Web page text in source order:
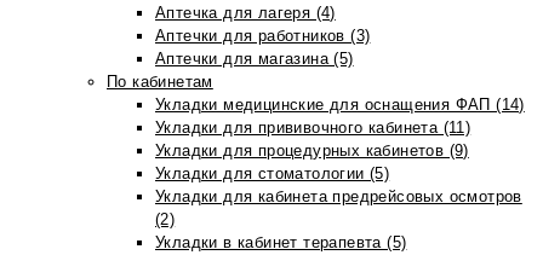
Аптечка для лагеря (4)
Аптечки для работников (3)
Аптечки для магазина (5)
По кабинетам
Укладки медицинские для оснащения ФАП (14)
Укладки для прививочного кабинета (11)
Укладки для процедурных кабинетов (9)
Укладки для стоматологии (5)
Укладки для кабинета предрейсовых осмотров
(2)
Укладки в кабинет терапевта (5)